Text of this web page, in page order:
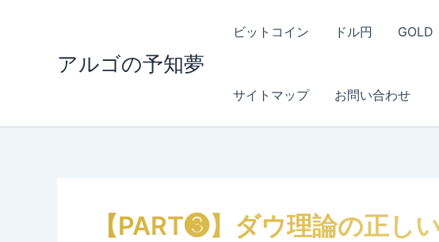
プ
アルゴの予知夢
ビットコイン ドル円 GOLD
サイトマップ お問い合わせ
【PART❸】ダウ理論の正し